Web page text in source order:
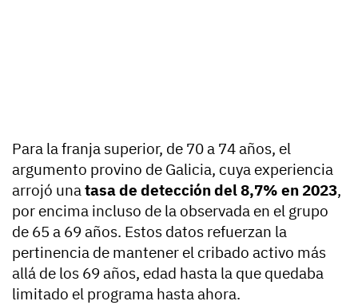
Para la franja superior, de 70 a 74 años, el
argumento provino de Galicia, cuya experiencia
arrojó unatasa de detección del 8,7% en 2023,
por encima incluso de la observada en el grupo
de 65 a 69 años. Estos datos refuerzan la
pertinencia de mantener el cribado activo más
allá de los 69 años, edad hasta la que quedaba
limitado el programa hasta ahora.